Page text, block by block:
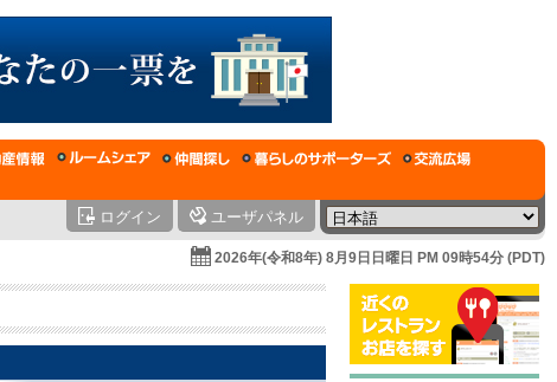
ログイン ユーザパネル
2026年(令和8年) 8月9日日曜日 PM 09時54分 (PDT)